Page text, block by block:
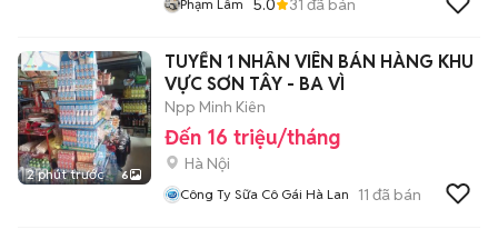
Phạm Lâm
2 phút trước 6
TUYỂN 1 NHÂN VIÊN BÁN HÀNG KHU
VỰC SƠN TÂY - BA VÌ
Npp Minh Kiên
Đến 16 triệu/tháng
Hà Nội
Công Ty Sữa Cô Gái Hà Lan 11 đã bán